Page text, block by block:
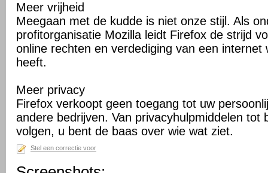
Meer vrijheid
Meegaan met de kudde is niet onze stijl. Als
profitorganisatie Mozilla leidt Firefox de strijd
online rechten en verdediging van een internet
heeft.
Meer privacy
Firefox verkoopt geen toegang tot uw
andere bedrijven. Van privacyhulpmiddelen tot
volgen, u bent de baas over wie wat ziet.
Stel een correctie voor